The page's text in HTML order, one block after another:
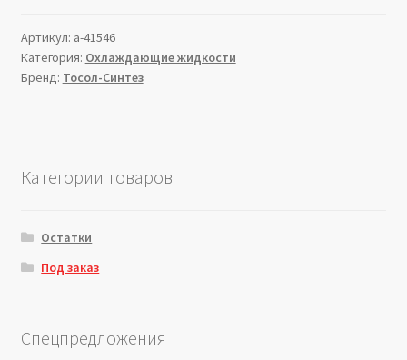
Артикул: a-41546
Категория: Охлаждающие жидкости
Бренд: Тосол-Синтез
Категории товаров
Остатки
Под заказ
Спецпредложения